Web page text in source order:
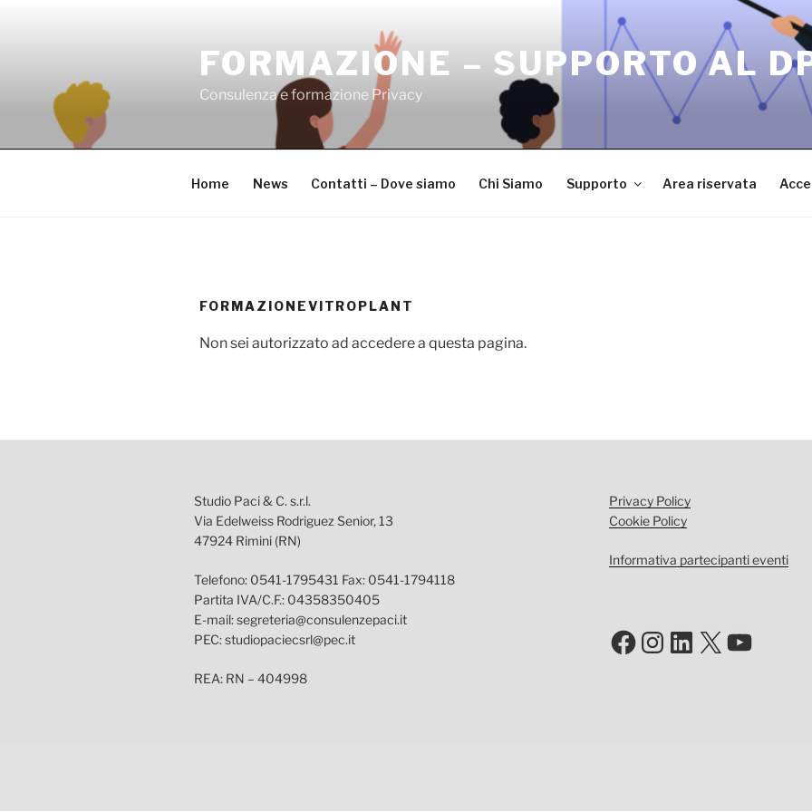
FORMAZIONE – SUPPORTO AL
Consulenza e formazione Privacy
Home News Contatti – Dove siamo Chi Siamo Supporto Area riservata
FORMAZIONEVITROPLANT
Non sei autorizzato ad accedere a questa pagina.
Studio Paci & C. s.r.l.
Via Edelweiss Rodriguez Senior, 13
47924 Rimini (RN)
Telefono: 0541-1795431 Fax: 0541-1794118
Partita IVA/C.F.: 04358350405
E-mail: segreteria@consulenzepaci.it
PEC: studiopaciecsrl@pec.it
REA: RN – 404998
Privacy Policy
Cookie Policy
Informativa partecipanti eventi
Facebook
Instagram
LinkedIn
X